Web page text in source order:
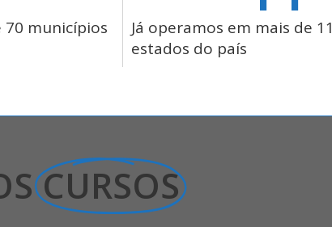
70 municípios
Já operamos em mais de 11
estados do país
CURSOS